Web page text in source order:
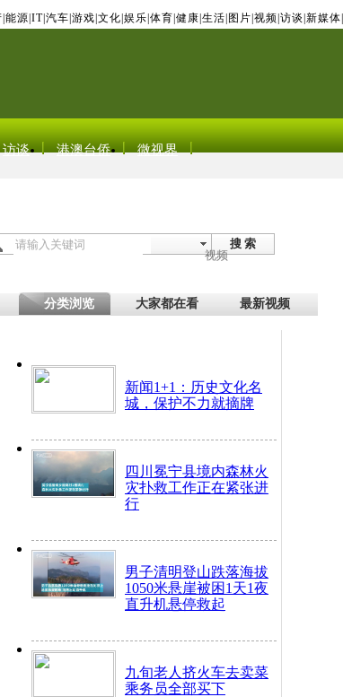
能源 IT| 汽车 游戏 文化 娱乐 体育 健康 生活 图片 视频 访谈 新媒体
访谈 港澳台侨 微视界
搜 索
视频
分类浏览 大家都在看 最新视频
新闻1+1：历史文化名
城，保护不力就摘牌
四川冕宁县境内森林火
灾扑救工作正在紧张进
行
男子清明登山跌落海拔
1050米悬崖被困1天1夜
直升机悬停救起
九旬老人挤火车去卖菜
乘务员全部买下